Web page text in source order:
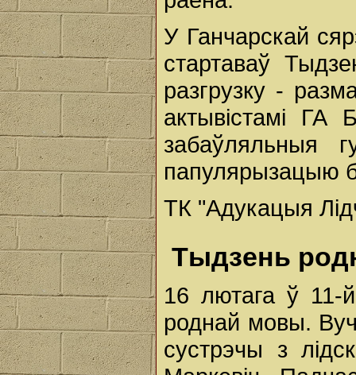
У Ганчарскай
стартаваў
разгрузку -
актывістамі ГА
забаўляльныя
папулярызацыю
ТК "Адукацыя
Тыдзень
16 лютага ў 11-
роднай мовы.
сустрэчы з